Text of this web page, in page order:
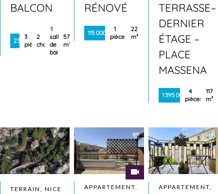
BALCON
235 000 €
3
pièces
2
chambres
1
salle
de
bains
57
m²
RÉNOVÉ
115 000 €
1
pièce
22
m²
TERRASSE–
DERNIER
ÉTAGE –
PLACE
MASSENA
1 395 000 €
4
pièces
117
m²
TERRAIN, NICE
APPARTEMENT,
APPARTEMENT,